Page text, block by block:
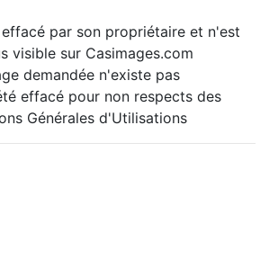
par son propriétaire et n'est
visible sur Casimages.com
demandée n'existe pas
effacé pour non respects des
Générales d'Utilisations